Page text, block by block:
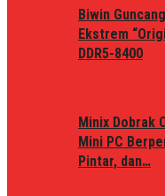
Biwin
Ekstrem
DDR5-8400
Minix Dobrak
Mini PC
Pintar, dan…